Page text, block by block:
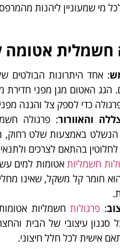
מי שמעוניין ליהנות
חשמלית אטומה
: אחד היתרונות הבולטים
האטום מגן מפני חדירת
כדי לספק צל והגנה
והאוורור: פרגולה
הנשלט באמצעות שלט רחוק,
בהתאם לצרכים ולתנאי
חשמליותאטומות למים
הוא חומר קל משקל, שאינו
: פרגולותחשמליות
סגנון עיצובי של הבית
אישית לכל חלל חיצוני.